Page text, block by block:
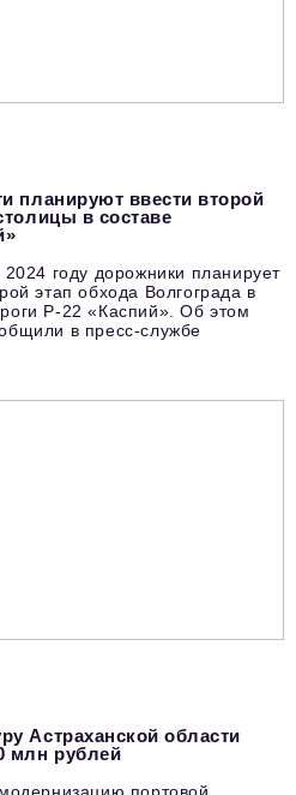
планируют ввести второй
в составе
2024 году дорожники планирует
этап обхода Волгограда в
Р-22 «Каспий». Об этом
в пресс-службе
Астраханской области
млн рублей
портовой